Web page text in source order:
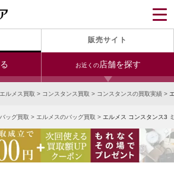
販売サイト
お近くの店舗を探す
24時間受付（対応時間10:00～19:00）
宅配買取を申し込む
無料の宅配キットをお届けします
青山表参道店 新宿東口店
LAB東京 名古屋大須店
エルメス買取 > コンスタンス買取 > コンスタンスの買取実績 >
バッグ買取 > エルメスのバッグ買取 > エルメス コンスタンス3